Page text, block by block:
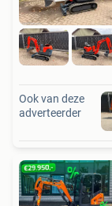
Ook van deze
adverteerder